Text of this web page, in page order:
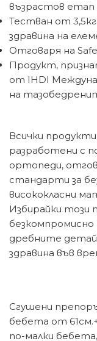
възрастов етап
Тестван от
здравина на
Отговаря на
Продукт,
от IHDI
на
Всички
разработени с
ортопеди,
стандарти за
висококласни
Избирайки този
безкомпромисно
дребните
здравина във
Сгушени
бебета от
по-малки